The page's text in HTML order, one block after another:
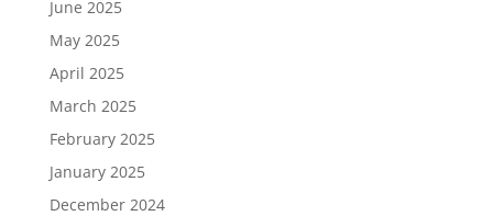
June 2025
May 2025
April 2025
March 2025
February 2025
January 2025
December 2024